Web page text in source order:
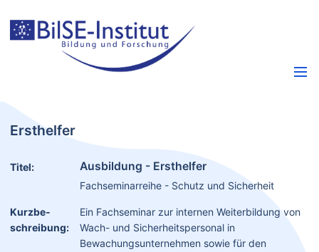
Ersthelfer
Titel: Ausbildung - Ersthelfer
Fachseminarreihe - Schutz und Sicherheit
Kurzbe­
schreibung:
Ein Fachseminar zur internen Weiterbildung von
Wach- und Sicherheitspersonal in
Bewachungsunternehmen sowie für den